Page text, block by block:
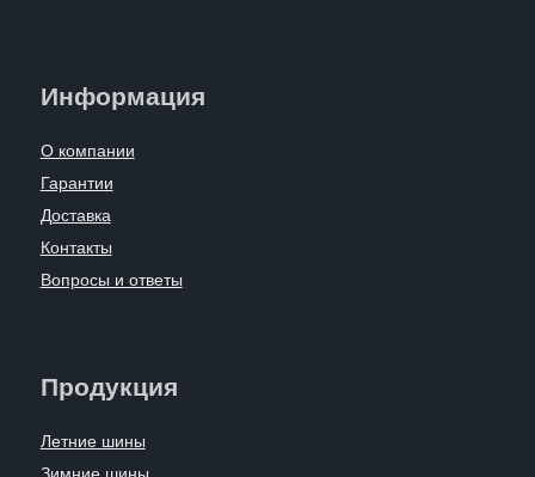
Информация
О компании
Гарантии
Доставка
Контакты
Вопросы и ответы
Продукция
Летние шины